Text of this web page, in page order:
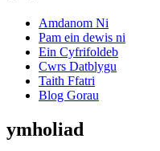
Amdanom Ni
Pam ein dewis ni
Ein Cyfrifoldeb
Cwrs Datblygu
Taith Ffatri
Blog Gorau
ymholiad